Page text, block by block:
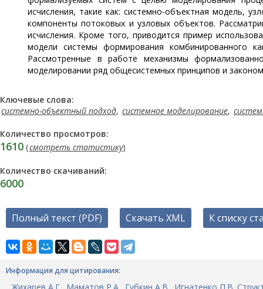
исчисления, такие как: системно-объектная модель,
компоненты потоковых и узловых объектов.
исчисления. Кроме того, приводится пример
модели системы формирования комбинированного
Рассмотренные в работе механизмы
моделировании ряд общесистемных принципов и
Ключевые слова:
системно-объектный подход, системное моделирование,
Количество просмотров:
1610 (смотреть статистику)
Количество скачиваний:
6000
Полный текст (PDF) Скачать XML К списку
Информация для цитирования: